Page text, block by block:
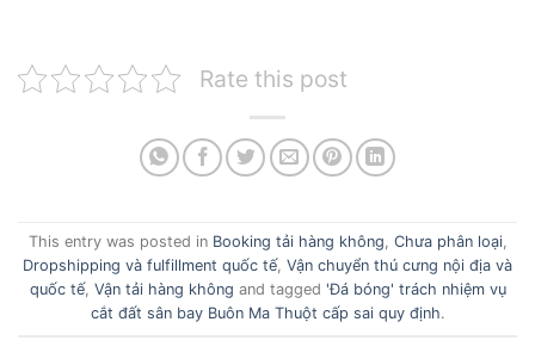
Rate this post
This entry was posted in Booking tải hàng không, Chưa phân loại,
Dropshipping và fulfillment quốc tế, Vận chuyển thú cưng nội địa và
quốc tế, Vận tải hàng không and tagged 'Đá bóng' trách nhiệm vụ
cắt đất sân bay Buôn Ma Thuột cấp sai quy định.